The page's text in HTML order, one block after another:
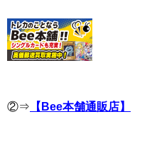
②⇒ 【Bee本舗通販店】